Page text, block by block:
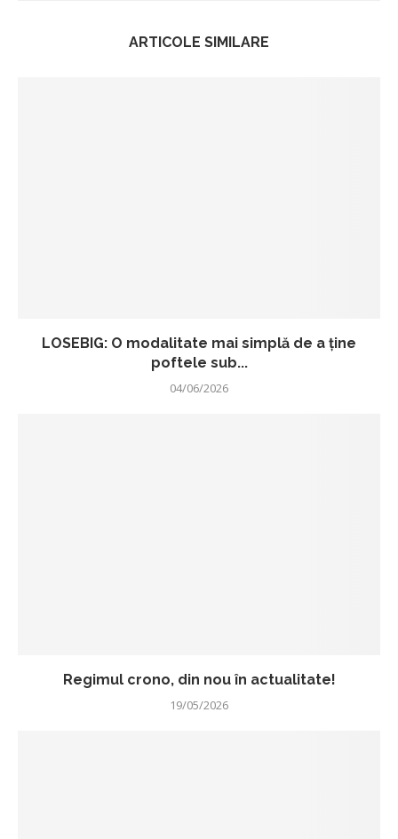
ARTICOLE SIMILARE
LOSEBIG: O modalitate mai simplă de a ține
poftele sub...
04/06/2026
Regimul crono, din nou în actualitate!
19/05/2026